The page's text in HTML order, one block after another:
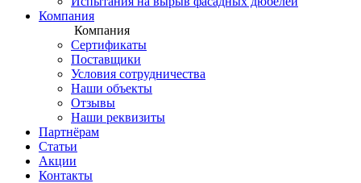
Компания
Компания
Сертификаты
Поставщики
Условия сотрудничества
Наши объекты
Отзывы
Наши реквизиты
Партнёрам
Статьи
Акции
Контакты